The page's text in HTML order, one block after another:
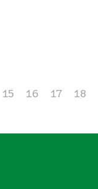
15 16 17 18